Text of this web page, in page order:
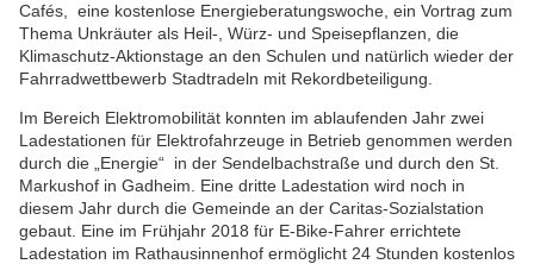
Cafés, eine kostenlose Energieberatungswoche, ein Vortrag zum
Thema Unkräuter als Heil-, Würz- und Speisepflanzen, die
Klimaschutz-Aktionstage an den Schulen und natürlich wieder der
Fahrradwettbewerb Stadtradeln mit Rekordbeteiligung.
Im Bereich Elektromobilität konnten im ablaufenden Jahr zwei
Ladestationen für Elektrofahrzeuge in Betrieb genommen werden
durch die „Energie“ in der Sendelbachstraße und durch den St.
Markushof in Gadheim. Eine dritte Ladestation wird noch in
diesem Jahr durch die Gemeinde an der Caritas-Sozialstation
gebaut. Eine im Frühjahr 2018 für E-Bike-Fahrer errichtete
Ladestation im Rathausinnenhof ermöglicht 24 Stunden kostenlos